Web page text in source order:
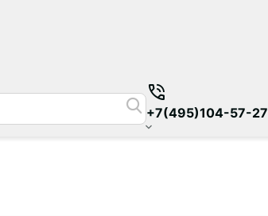
+7(495)104-57-27